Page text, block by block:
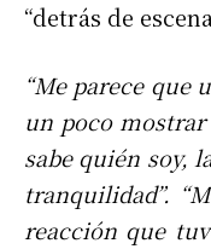
“detrás de
“Me parece que
un poco
sabe quién soy,
tranquilidad”.
reacción que